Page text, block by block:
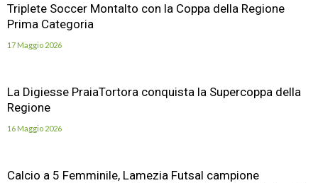
Triplete Soccer Montalto con la Coppa della Regione
Prima Categoria
17 Maggio 2026
La Digiesse PraiaTortora conquista la Supercoppa della
Regione
16 Maggio 2026
Calcio a 5 Femminile, Lamezia Futsal campione